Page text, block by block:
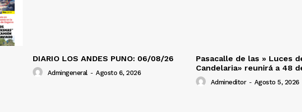
DIARIO LOS ANDES PUNO: 06/08/26
Admingeneral - Agosto 6, 2026
Pasacalle de las » Luces
Candelaria» reunirá a 48
Admineditor - Agosto 5, 2026